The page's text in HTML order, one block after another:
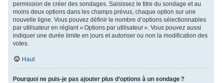
permission de créer des sondages. Saisissez le titre du sondage et au
moins deux options dans les champs prévus, chaque option sur une
nouvelle ligne. Vous pouvez définir le nombre d’options sélectionnables
par utilisateur en réglant « Options par utilisateur ». Vous pouvez aussi
indiquer une durée limite en jours et autoriser ou non la modification des
votes.
Haut
Pourquoi ne puis-je pas ajouter plus d’options à un sondage ?